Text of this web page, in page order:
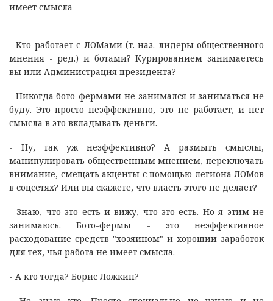
имеет смысла
- Кто работает с ЛОМами (т. наз. лидеры общественного
мнения - ред.) и ботами? Курированием занимаетесь
вы или Администрация президента?
- Никогда бото-фермами не занимался и заниматься не
буду. Это просто неэффективно, это не работает, и нет
смысла в это вкладывать деньги.
- Ну, так уж неэффективно? А размыть смыслы,
манипулировать общественным мнением, переключать
внимание, смещать акценты с помощью легиона ЛОМов
в соцсетях? Или вы скажете, что власть этого не делает?
- Знаю, что это есть и вижу, что это есть. Но я этим не
занимаюсь. Бото-фермы - это неэффективное
расходование средств "хозяином" и хороший заработок
для тех, чья работа не имеет смысла.
- А кто тогда? Борис Ложкин?